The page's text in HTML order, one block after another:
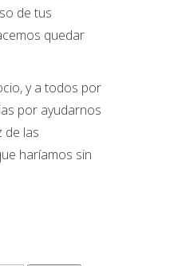
de tus
quedar
y a todos por
por ayudarnos
de las
haríamos sin